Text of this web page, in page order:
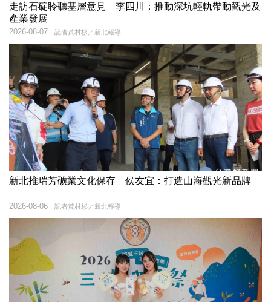
走訪石碇聆聽基層意見 李四川：推動深坑輕軌帶動觀光及
產業發展
記者黃村杉／新北報導
2026-08-07
新北推瑞芳礦業文化保存 侯友宜：打造山海觀光新品牌
記者黃村杉／新北報導
2026-08-06